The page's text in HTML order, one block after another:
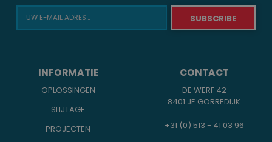
INFORMATIE
OPLOSSINGEN
SLIJTAGE
PROJECTEN
CONTACT
DE WERF 42
8401 JE GORREDIJK
+31 (0) 513 - 41 03 96